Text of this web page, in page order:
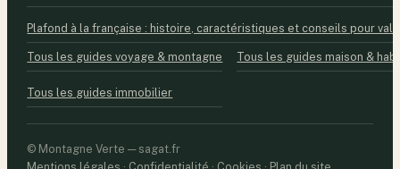
Plafond à la française : histoire, caractéristiques et conseils pour
Tous les guides voyage & montagne Tous les guides maison &
Tous les guides immobilier
© Montagne Verte — sagat.fr